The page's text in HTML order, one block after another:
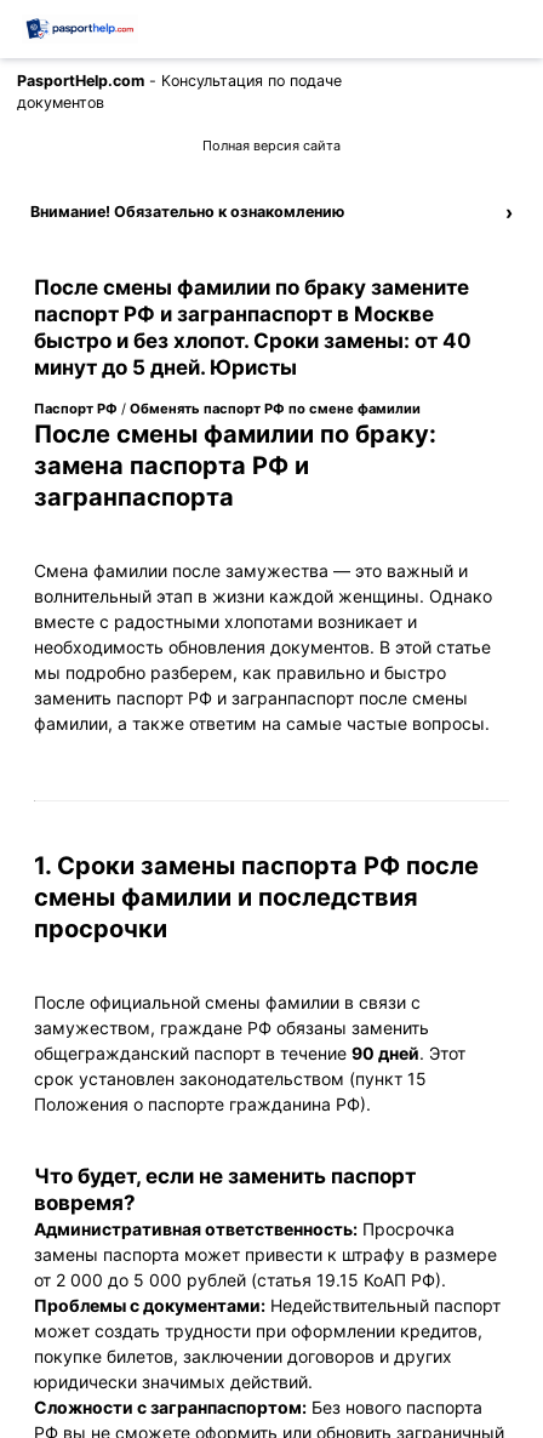
PasportHelp.com - Консультация по подаче
документов
Полная версия сайта
Внимание! Обязательно к ознакомлению ›
После смены фамилии по браку замените
паспорт РФ и загранпаспорт в Москве
быстро и без хлопот. Сроки замены: от 40
минут до 5 дней. Юристы
Паспорт РФ / Обменять паспорт РФ по смене фамилии
После смены фамилии по браку:
замена паспорта РФ и
загранпаспорта
Смена фамилии после замужества — это важный и
волнительный этап в жизни каждой женщины. Однако
вместе с радостными хлопотами возникает и
необходимость обновления документов. В этой статье
мы подробно разберем, как правильно и быстро
заменить паспорт РФ и загранпаспорт после смены
фамилии, а также ответим на самые частые вопросы.
1. Сроки замены паспорта РФ после
смены фамилии и последствия
просрочки
После официальной смены фамилии в связи с
замужеством, граждане РФ обязаны заменить
общегражданский паспорт в течение 90 дней. Этот
срок установлен законодательством (пункт 15
Положения о паспорте гражданина РФ).
Что будет, если не заменить паспорт
вовремя?
Административная ответственность: Просрочка
замены паспорта может привести к штрафу в размере
от 2 000 до 5 000 рублей (статья 19.15 КоАП РФ).
Проблемы с документами: Недействительный паспорт
может создать трудности при оформлении кредитов,
покупке билетов, заключении договоров и других
юридически значимых действий.
Сложности с загранпаспортом: Без нового паспорта
РФ вы не сможете оформить или обновить заграничный